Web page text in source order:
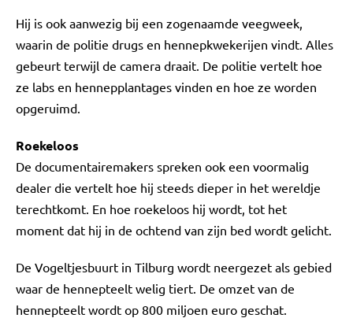
Hij is ook aanwezig bij een zogenaamde veegweek,
waarin de politie drugs en hennepkwekerijen vindt. Alles
gebeurt terwijl de camera draait. De politie vertelt hoe
ze labs en hennepplantages vinden en hoe ze worden
opgeruimd.
Roekeloos
De documentairemakers spreken ook een voormalig
dealer die vertelt hoe hij steeds dieper in het wereldje
terechtkomt. En hoe roekeloos hij wordt, tot het
moment dat hij in de ochtend van zijn bed wordt gelicht.
De Vogeltjesbuurt in Tilburg wordt neergezet als gebied
waar de hennepteelt welig tiert. De omzet van de
hennepteelt wordt op 800 miljoen euro geschat.